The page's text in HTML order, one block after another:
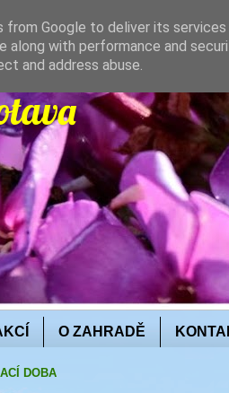
O ZAHRADĚ
DOBA
from Google to deliver its
along with performance and
and address abuse.